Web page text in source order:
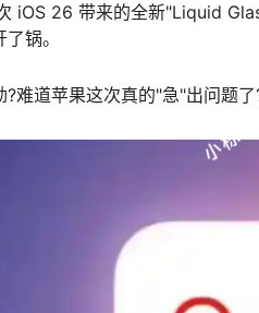
iOS 26 带来的全新"Liquid
锅。
难道苹果这次真的"急"出问题了